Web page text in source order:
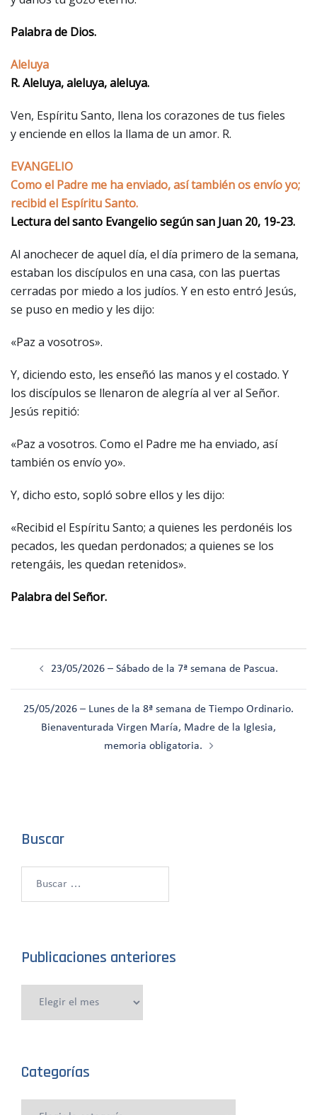
Palabra de Dios.
Aleluya
R. Aleluya, aleluya, aleluya.
Ven, Espíritu Santo, llena los corazones de tus fieles
y enciende en ellos la llama de un amor. R.
EVANGELIO
Como el Padre me ha enviado, así también os envío yo;
recibid el Espíritu Santo.
Lectura del santo Evangelio según san Juan 20, 19-23.
Al anochecer de aquel día, el día primero de la semana,
estaban los discípulos en una casa, con las puertas
cerradas por miedo a los judíos. Y en esto entró Jesús,
se puso en medio y les dijo:
«Paz a vosotros».
Y, diciendo esto, les enseñó las manos y el costado. Y
los discípulos se llenaron de alegría al ver al Señor.
Jesús repitió:
«Paz a vosotros. Como el Padre me ha enviado, así
también os envío yo».
Y, dicho esto, sopló sobre ellos y les dijo:
«Recibid el Espíritu Santo; a quienes les perdonéis los
pecados, les quedan perdonados; a quienes se los
retengáis, les quedan retenidos».
Palabra del Señor.
23/05/2026 – Sábado de la 7ª semana de Pascua.
25/05/2026 – Lunes de la 8ª semana de Tiempo Ordinario.
Bienaventurada Virgen María, Madre de la Iglesia,
memoria obligatoria.
Buscar
Publicaciones anteriores
Categorías